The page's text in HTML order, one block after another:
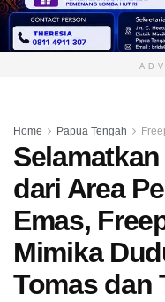
Home Papua Tengah
dari Area
Emas,
Mimika
Tomas dan